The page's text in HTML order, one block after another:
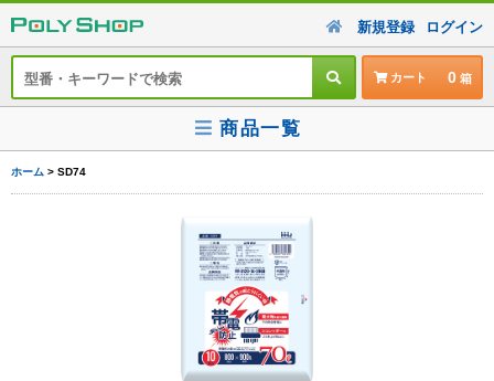
新規登録 ログイン
カート 0
商品一覧
ホーム > SD74